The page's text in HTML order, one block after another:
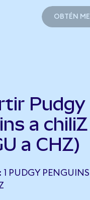
OBTÉN
Pudgy
a chiliZ
a CHZ)
PUDGY